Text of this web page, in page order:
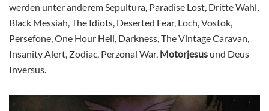
werden unter anderem Sepultura, Paradise Lost, Dritte Wahl,
Black Messiah, The Idiots, Deserted Fear, Loch, Vostok,
Persefone, One Hour Hell, Darkness, The Vintage Caravan,
Insanity Alert, Zodiac, Perzonal War, Motorjesus und Deus
Inversus.